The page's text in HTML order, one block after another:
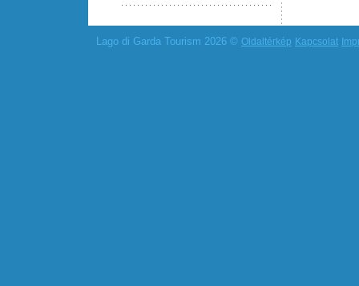
Lago di Garda Tourism 2026 © Oldaltérkép Kapcsolat